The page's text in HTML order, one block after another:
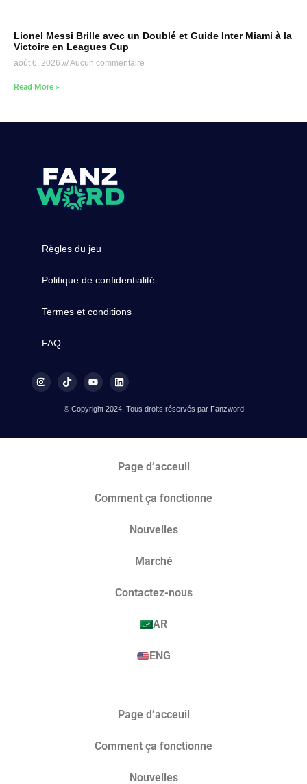
Lionel Messi Brille avec un Doublé et Guide Inter Miami à la
Victoire en Leagues Cup
août 6, 2026 Aucun commentaire
Read More »
Règles du jeu
Politique de confidentialité
Termes et conditions
FAQ
© Copyright 2024, Tous droits réservés par Fanzword
Page d’acceuil
Comment ça fonctionne
Nouvelles
Marché​
Contactez-nous
AR
ENG
Page d’acceuil
Comment ça fonctionne
Nouvelles